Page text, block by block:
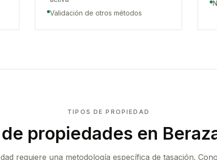
Validación de otros métodos
TIPOS DE PROPIEDAD
propiedades en
requiere una metodología específica de tasación.